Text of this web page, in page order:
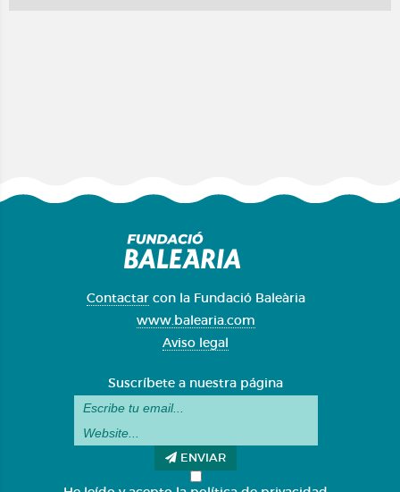
Contactarcon la Fundació Baleària
www.balearia.com
Aviso legal
Suscríbete a nuestra página
ENVIAR